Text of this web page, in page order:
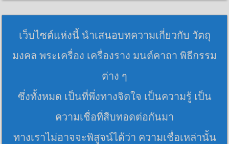
เว็บไซต์แห่งนี้ นำเสนอบทความเกี่ยวกับ วัตถุ
มงคล พระเครื่อง เครื่องราง มนต์คาถา พิธีกรรม
ต่าง ๆ
ซึ่งทั้งหมด เป็นที่พึ่งทางจิตใจ เป็นความรู้ เป็น
ความเชื่อที่สืบทอดต่อกันมา
ทางเราไม่อาจจะพิสูจน์ได้ว่า ความเชื่อเหล่านั้น